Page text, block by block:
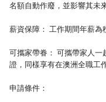
名額自動作廢，並影響其未
薪資保障： 工作期間年薪為
可攜家帶眷： 可攜帶家人
證，同樣享有在澳洲全職工
申請條件：